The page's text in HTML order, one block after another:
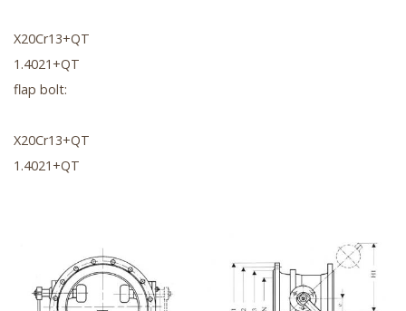
X20Cr13+QT
1.4021+QT
flap bolt:
X20Cr13+QT
1.4021+QT